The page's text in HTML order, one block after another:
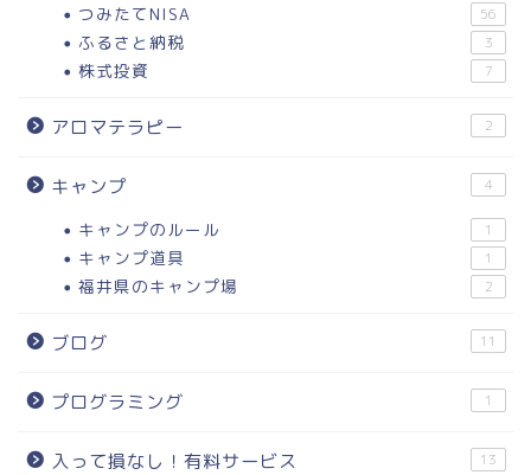
つみたてNISA 56
ふるさと納税 3
株式投資 7
アロマテラピー 2
キャンプ 4
キャンプのルール 1
キャンプ道具 1
福井県のキャンプ場 2
ブログ 11
プログラミング 1
入って損なし！有料サービス 13